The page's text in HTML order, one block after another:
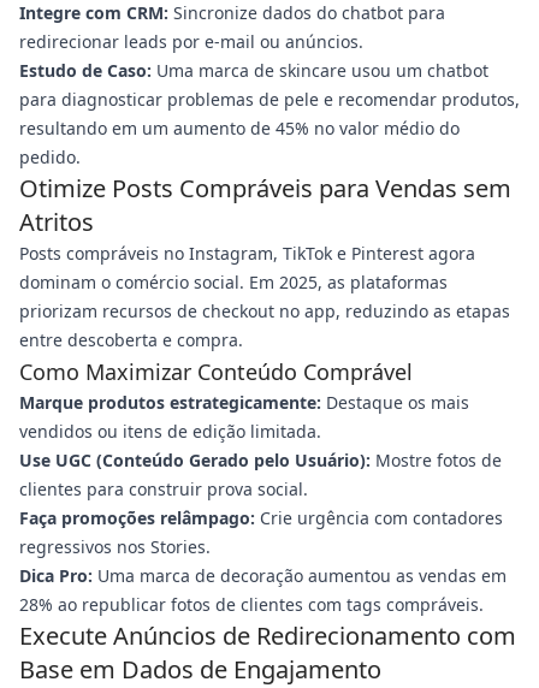
Integre com CRM: Sincronize dados do chatbot para
redirecionar leads por e-mail ou anúncios.
Estudo de Caso: Uma marca de skincare usou um chatbot
para diagnosticar problemas de pele e recomendar produtos,
resultando em um aumento de 45% no valor médio do
pedido.
Otimize Posts Compráveis para Vendas sem
Atritos
Posts compráveis no Instagram, TikTok e Pinterest agora
dominam o comércio social. Em 2025, as plataformas
priorizam recursos de checkout no app, reduzindo as etapas
entre descoberta e compra.
Como Maximizar Conteúdo Comprável
Marque produtos estrategicamente: Destaque os mais
vendidos ou itens de edição limitada.
Use UGC (Conteúdo Gerado pelo Usuário): Mostre fotos de
clientes para construir prova social.
Faça promoções relâmpago: Crie urgência com contadores
regressivos nos Stories.
Dica Pro: Uma marca de decoração aumentou as vendas em
28% ao republicar fotos de clientes com tags compráveis.
Execute Anúncios de Redirecionamento com
Base em Dados de Engajamento